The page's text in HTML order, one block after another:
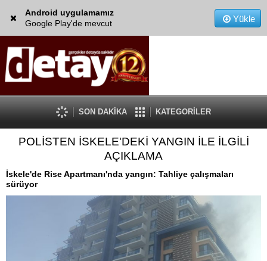
Android uygulamamız
Google Play'de mevcut
Yükle
SON DAKİKA KATEGORİLER
POLİSTEN İSKELE'DEKİ YANGIN İLE İLGİLİ
AÇIKLAMA
İskele'de Rise Apartmanı'nda yangın: Tahliye çalışmaları
sürüyor